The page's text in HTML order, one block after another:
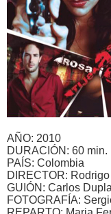
AÑO: 2010
DURACIÓN: 60 min.
PAÍS: Colombia
DIRECTOR:
GUIÓN: Carlos
FOTOGRAFÍA: